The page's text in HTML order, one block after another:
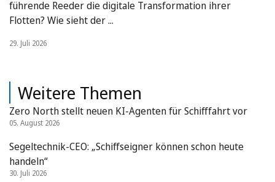
führende Reeder die digitale Transformation ihrer
Flotten? Wie sieht der ...
29. Juli 2026
Weitere Themen
Zero North stellt neuen KI-Agenten für Schifffahrt vor
05. August 2026
Segeltechnik-CEO: „Schiffseigner können schon heute
handeln“
30. Juli 2026